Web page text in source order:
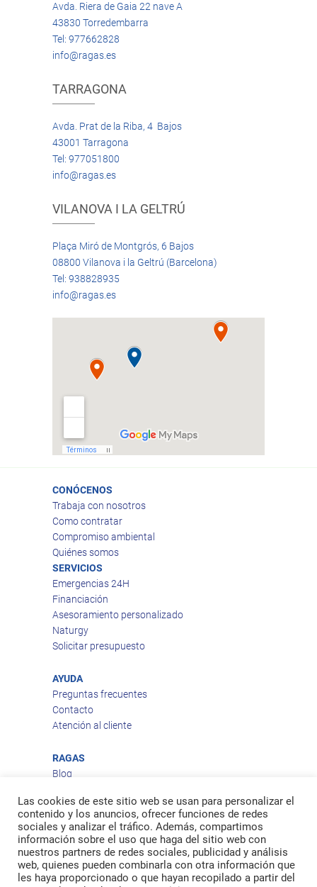
Avda. Riera de Gaia 22 nave A
43830 Torredembarra
Tel: 977662828
info@ragas.es
TARRAGONA
Avda. Prat de la Riba, 4 Bajos
43001 Tarragona
Tel: 977051800
info@ragas.es
VILANOVA I LA GELTRÚ
Plaça Miró de Montgrós, 6 Bajos
08800 Vilanova i la Geltrú (Barcelona)
Tel: 938828935
info@ragas.es
CONÓCENOS
Trabaja con nosotros
Como contratar
Compromiso ambiental
Quiénes somos
SERVICIOS
Emergencias 24H
Financiación
Asesoramiento personalizado
Naturgy
Solicitar presupuesto
AYUDA
Preguntas frecuentes
Contacto
Atención al cliente
RAGAS
Blog
Política de privacidad
Política de cookies
Política de envío
Política de devoluciones
Las cookies de este sitio web se usan para personalizar el
contenido y los anuncios, ofrecer funciones de redes
sociales y analizar el tráfico. Además, compartimos
información sobre el uso que haga del sitio web con
nuestros partners de redes sociales, publicidad y análisis
web, quienes pueden combinarla con otra información que
les haya proporcionado o que hayan recopilado a partir del